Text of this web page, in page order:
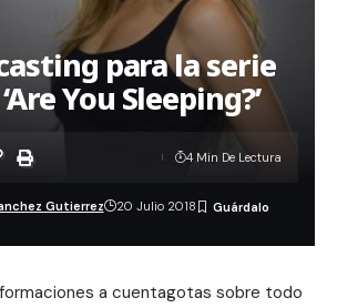
para la serie
You Sleeping?’
Gutierrez 20 Julio 2018
4 Min De Lectura
a cuentagotas sobre todo